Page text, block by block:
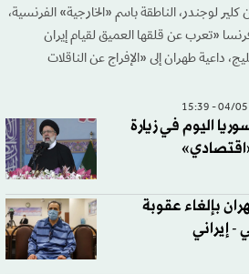
كلير لوجندر، الناطقة باسم «الخارجية» الفرنسية،
«تعرب عن قلقها العميق لقيام إيران
داعية طهران إلى «الإفراج عن الناقلات
اليوم في زيارة
بإلغاء عقوبة
- إيراني